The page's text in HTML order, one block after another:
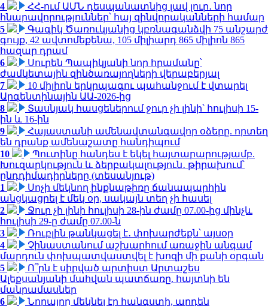
4
ՀՀ-ում ԱՄՆ դեսպանատնից լավ լուր․ նոր
հնարավորություններ՝ հայ զինվորականների համար
5
Գագիկ Ծառուկյանից կբռնագանձվի 75 անշարժ
գույք, 42 ավտոմեքենա, 105 միլիարդ 865 միլիոն 865
հազար դրամ
6
Սուրեն Պապիկյանի նոր հրամանը՝
ժամկետային զինծառայողների վերաբերյալ
7
10 միլիոն երկրպագու պահանջում է վտարել
Արգենտինային ԱԱ-2026-ից
8
Տասնյակ հասցեներում ջուր չի լինի՝ հուլիսի 15-
ին և 16-ին
9
Հայաստանի ամենավտանգավոր օձերը. որտեղ
են դրանք ամենաշատը հանդիպում
10
Պուտինը հանդես է եկել հայտարարությամբ.
Խուզարկություն և ձերբակալություն․ թիրախում՝
ընդդիմադիրները (տեսանյութ)
1
Սոչի մեկնող ինքնաթիռը ճանապարհին
անցկացրել է մեկ օր, սակայն տեղ չի հասել
2
Ջուր չի լինի հուլիսի 28-ին ժամը 07.00-ից մինչև
հուլիսի 29-ը ժամը 07.00-ն
3
Ռուբլին թանկացել է․ փոխարժեքն՝ այսօր
4
Չինաստանում աշխարհում առաջին անգամ
մարդուն փոխպատվաստվել է խոզի մի քանի օրգան
5
Ո՞րն է սիրված արտիստ Արտաշես
Ալեքսանյանի մահվան պատճառը. հայտնի են
մանրամասներ
6
Նորայրը մեկնել էր հանգստի, արդեն